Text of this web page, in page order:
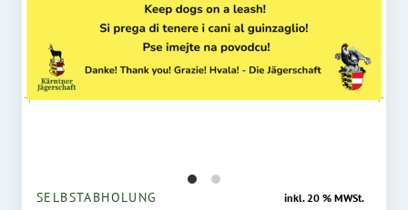
SELBSTABHOLUNG inkl. 20 % MWSt.